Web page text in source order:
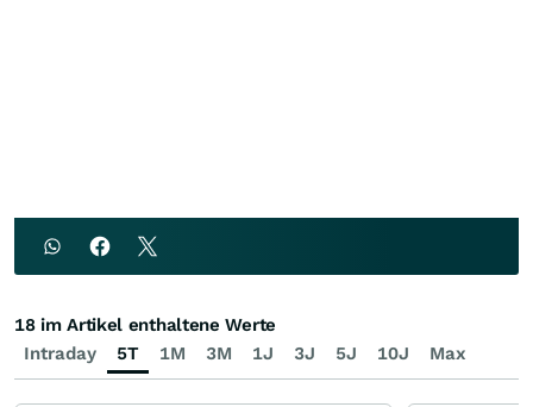
Intraday 5T 1M 3M 1J 3J 5J 10J Max
18 im Artikel enthaltene Werte